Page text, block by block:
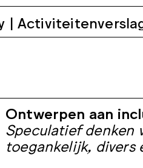
|
Ontwerpen aan
Speculatief denken
toegankelijk, divers